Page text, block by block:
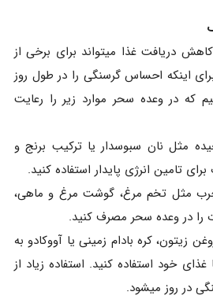
دریافت غذا میتواند برای برخی از
اینکه احساس گرسنگی را در طول روز
که در وعده سحر موارد زیر را رعایت
مثل نان سبوسدار یا ترکیب برنج و
تامین انرژی پایدار استفاده کنید.
مثل تخم مرغ، گوشت مرغ و ماهی،
را در وعده سحر مصرف کنید.
زیتون، کره بادام زمینی یا آووکادو به
خود استفاده کنید. استفاده زیاد از
در روز میشود.